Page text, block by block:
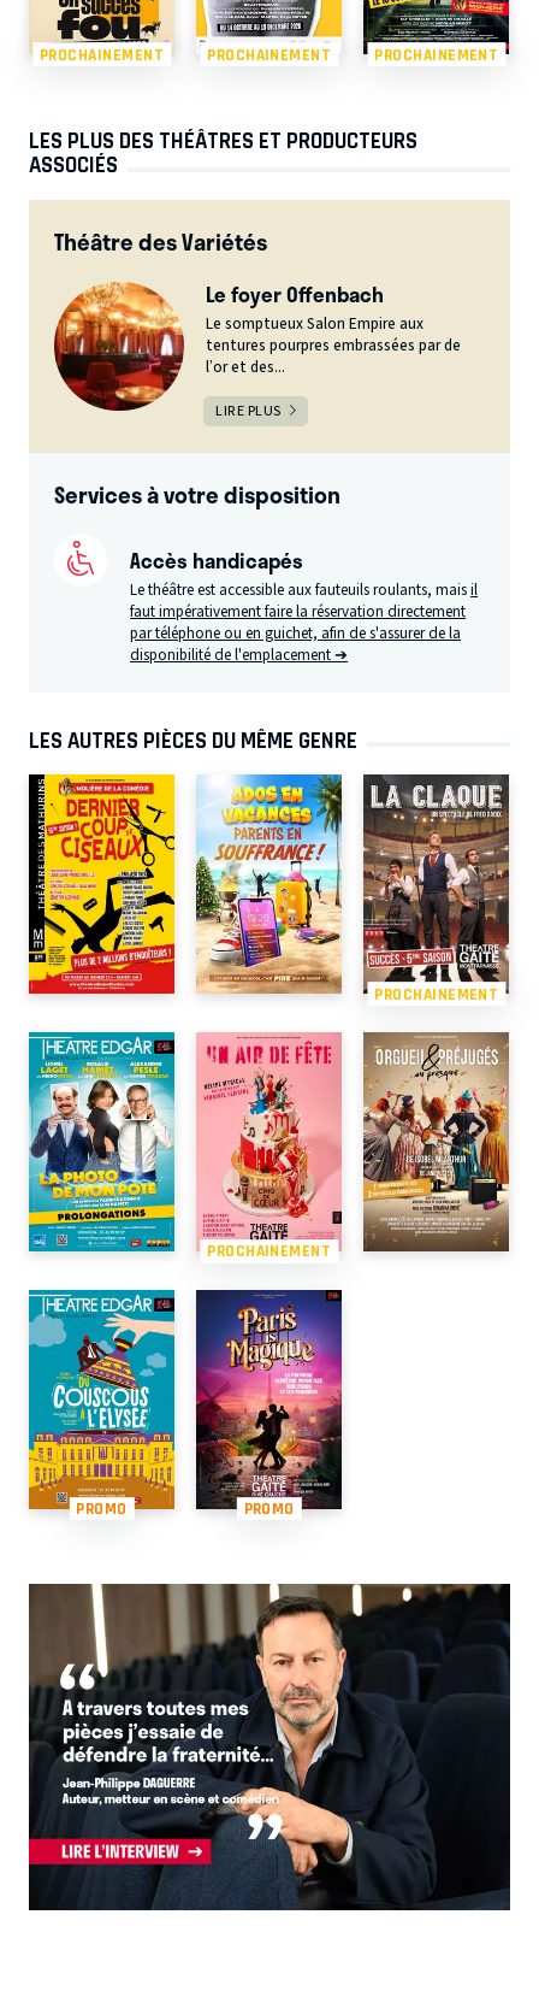
PROCHAINEMENT PROCHAINEMENT PROCHAINEMENT
LES PLUS DES THÉÂTRES ET PRODUCTEURS
ASSOCIÉS
Théâtre des Variétés
Le foyer Offenbach
Le somptueux Salon Empire aux
tentures pourpres embrassées par de
l’or et des...
LIRE PLUS
Services à votre disposition
Accès handicapés
Le théâtre est accessible aux fauteuils roulants, maisil
faut impérativement faire la réservation directement
par téléphone ou en guichet, afin de s'assurer de la
disponibilité de l'emplacement ➔
LES AUTRES PIÈCES DU MÊME GENRE
PROCHAINEMENT
PROCHAINEMENT
PROMO PROMO